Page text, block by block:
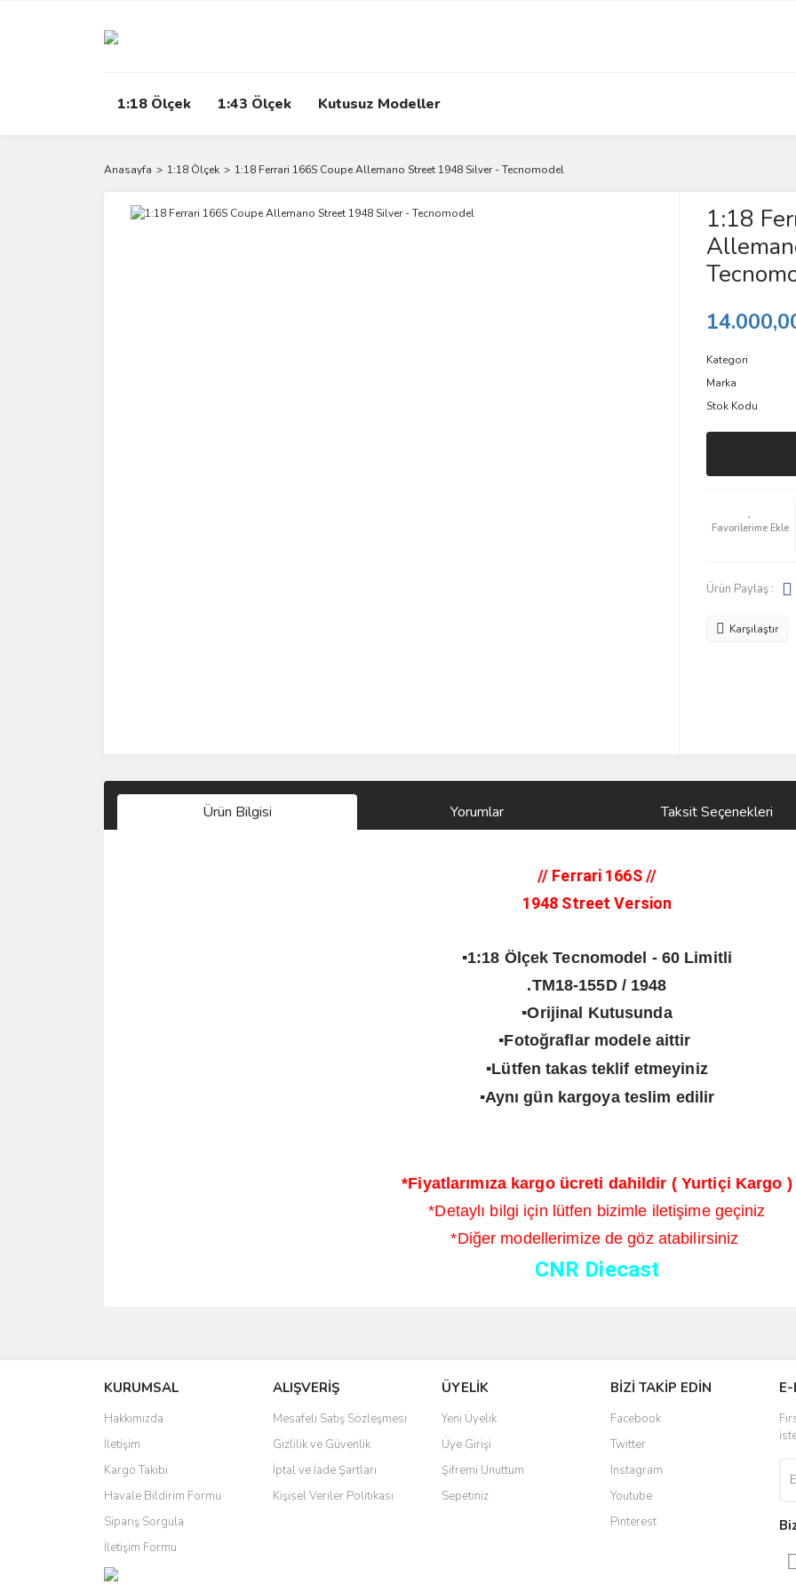
1:18 Ölçek 1:43 Ölçek Kutusuz Modeller
Anasayfa 1:18 Ölçek 1:18 Ferrari 166S Coupe Allemano Street 1948 Silver - Tecnomodel
1:18
Kategori
Marka
Stok Kodu
Ürün Paylaş :
Karşılaştır
Ürün Bilgisi Yorumlar Taksit Seçenekleri
// Ferrari 166S//
1948 Street Version
▪️1:18 Ölçek Tecnomodel - 60 Limitli
.TM18-155D / 1948
▪️Orijinal Kutusunda
▪️Fotoğraflar modele aittir
▪️Lütfen takas teklif etmeyiniz
▪️Aynı gün kargoya teslim edilir
*Fiyatlarımıza kargo ücreti dahildir ( Yurtiçi Kargo )
*Detaylı bilgi için lütfen bizimle iletişime geçiniz
*Diğer modellerimize de göz atabilirsiniz
CNR Diecast
Ürün resmi kalitesiz, bozuk veya görüntülenemiyor.
Ürün açıklamasında eksik bilgiler bulunuyor.
Ürün bilgilerinde hatalar bulunuyor.
Ürün fiyatı diğer sitelerden daha pahalı.
Bu ürüne benzer farklı alternatifler olmalı.
KURUMSAL
Hakkımızda
İletişim
Kargo Takibi
Havale Bildirim Formu
Sipariş Sorgula
İletişim Formu
ALIŞVERİŞ
Mesafeli Satış Sözleşmesi
Gizlilik ve Güvenlik
İptal ve İade Şartları
Kişisel Veriler Politikası
ÜYELİK
Yeni Üyelik
Üye Girişi
Şifremi Unuttum
Sepetiniz
BİZİ TAKİP EDİN
Facebook
Twitter
Instagram
Youtube
Pinterest